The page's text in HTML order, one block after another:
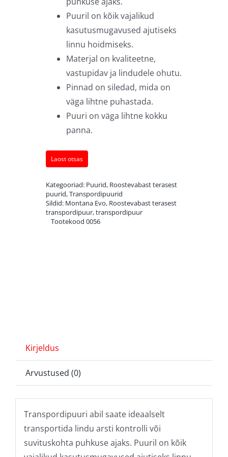
Puuril on kõik vajalikud
kasutusmugavused ajutiseks
linnu hoidmiseks.
Materjal on kvaliteetne,
vastupidav ja lindudele ohutu.
Pinnad on siledad, mida on
väga lihtne puhastada.
Puuri on väga lihtne kokku
panna.
Laost otsas
Kategooriad: Puurid, Roostevabast terasest
puurid,Transpordipuurid
Sildid: Montana Evo, Roostevabast terasest
transpordipuur,transpordipuur
Tootekood 0056
Kirjeldus
Arvustused (0)
Transpordipuuri abil saate ideaalselt
transportida lindu arsti kontrolli või
suvituskohta puhkuse ajaks. Puuril on kõik